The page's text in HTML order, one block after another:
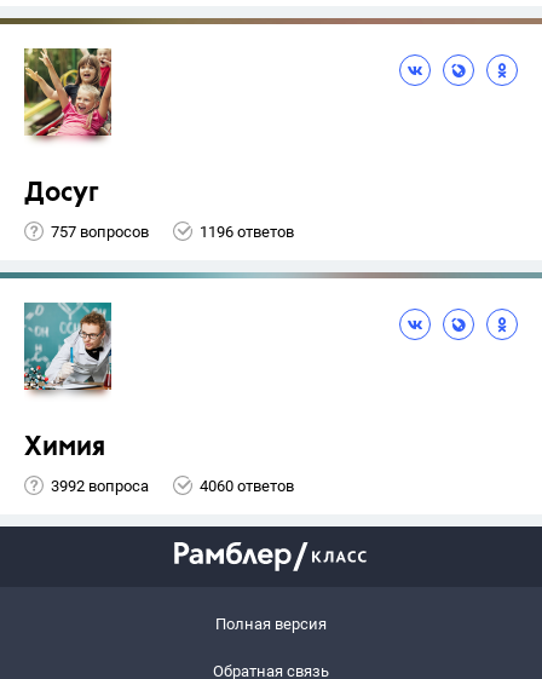
Досуг
757 вопросов 1196 ответов
Химия
3992 вопроса 4060 ответов
Полная версия
Обратная связь